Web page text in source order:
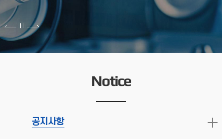
Notice
공지사항
제출방법: 해당 전공사무실4. 제출서류: - 장학금 신청서 1부
(장학금 종류 공란)
2026.04.21
2026학년도 후기 공학대학원 신입생 모집 미실시 안내
2026학년도 후기 공학대학원 신입생 모집 관련
종합시험을 아래와 같이 실시합니다. ❍ 응시자격 - 공통필수과목
및 전공과목 포함 14학점 이상 취득하고, 평균